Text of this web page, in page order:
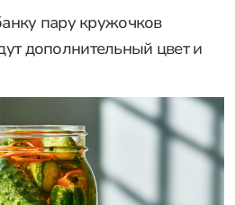
пару кружочков
дополнительный цвет и